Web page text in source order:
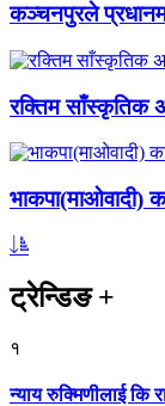
कञ्चनपुरले
रक्तिम साँस्कृतिक
भाकपा(माओवादी)
ट्रेन्डिङ+
१
न्याय रुक्मिणीलाई कि